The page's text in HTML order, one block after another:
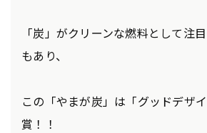
「炭」がクリーンな燃料として注
もあり、
この「やまが炭」は「グッドデザ
賞！！